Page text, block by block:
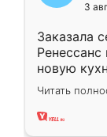
3
Заказала
Ренессанс
новую
вполне
два года,
Читать